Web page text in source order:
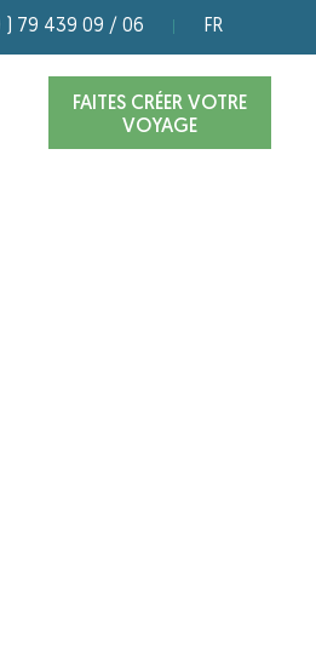
) 79 439 09 / 06 FR
FAITES CRÉER VOTRE
VOYAGE